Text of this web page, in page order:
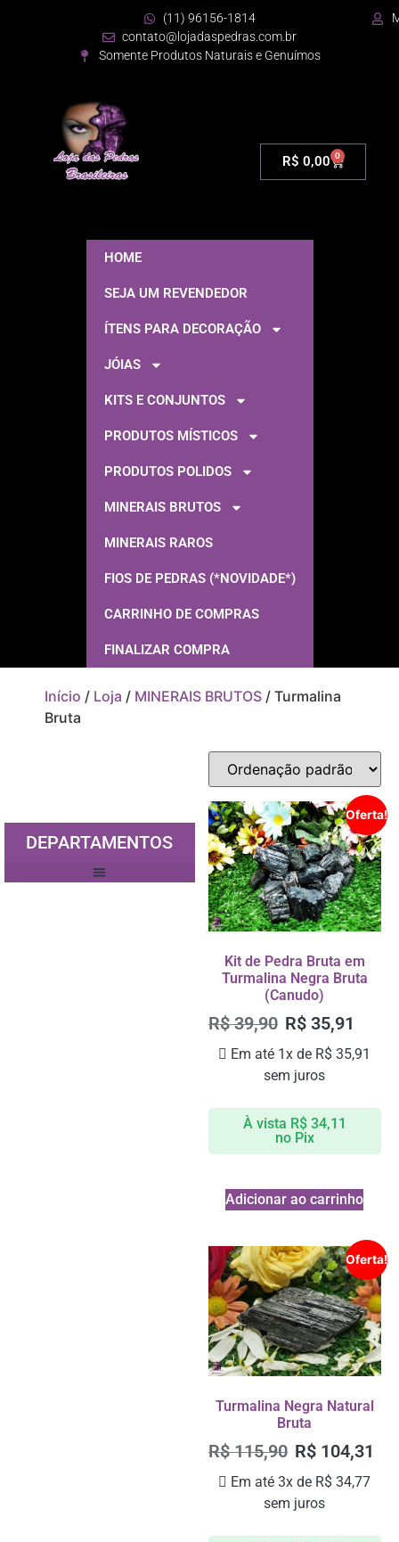
(11) 96156-1814
contato@lojadaspedras.com.br
Somente Produtos Naturais e Genuímos
R$ 0,00 0
HOME
SEJA UM REVENDEDOR
ÍTENS PARA DECORAÇÃO
JÓIAS
KITS E CONJUNTOS
PRODUTOS MÍSTICOS
PRODUTOS POLIDOS
MINERAIS BRUTOS
MINERAIS RAROS
FIOS DE PEDRAS (*NOVIDADE*)
CARRINHO DE COMPRAS
FINALIZAR COMPRA
Início / Loja / MINERAIS BRUTOS / Turmalina
Bruta
DEPARTAMENTOS
Oferta!
Kit de Pedra Bruta em
Turmalina Negra Bruta
(Canudo)
R$39,90 R$35,91
Em até 1x de R$ 35,91
sem juros
À vista R$34,11
no Pix
Adicionar ao carrinho
Oferta!
Turmalina Negra Natural
Bruta
R$115,90 R$104,31
Em até 3x de R$ 34,77
sem juros